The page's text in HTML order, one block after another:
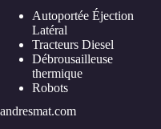
Autoportée Éjection
Latéral
Tracteurs Diesel
Débrousailleuse
thermique
Robots
andresmat.com